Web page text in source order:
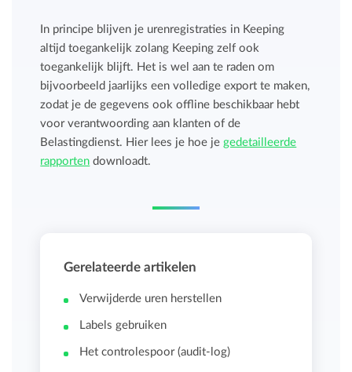
In principe blijven je urenregistraties in Keeping
altijd toegankelijk zolang Keeping zelf ook
toegankelijk blijft. Het is wel aan te raden om
bijvoorbeeld jaarlijks een volledige export te maken,
zodat je de gegevens ook offline beschikbaar hebt
voor verantwoording aan klanten of de
Belastingdienst. Hier lees je hoe jegedetailleerde
rapporten downloadt.
Gerelateerde artikelen
Verwijderde uren herstellen
Labels gebruiken
Het controlespoor (audit-log)